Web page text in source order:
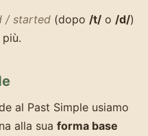
/ started (dopo /t/ o /d/)
al Past Simple usiamo
alla sua forma base